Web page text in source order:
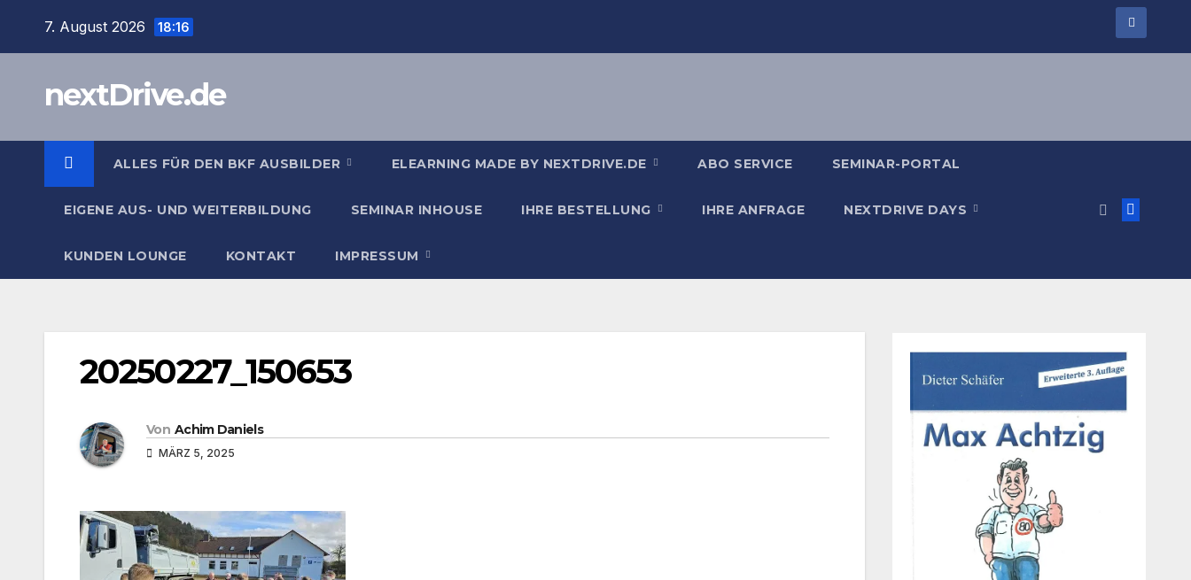
7. August 2026 18:16
nextDrive.de
ALLES FÜR DEN BKF AUSBILDER ELEARNING MADE BY NEXTDRIVE.DE ABO SERVICE SEMINAR-PORTAL
EIGENE AUS- UND WEITERBILDUNG SEMINAR INHOUSE IHRE BESTELLUNG IHRE ANFRAGE NEXTDRIVE DAYS
KUNDEN LOUNGE KONTAKT IMPRESSUM
20250227_150653
Von Achim Daniels
MÄRZ 5, 2025